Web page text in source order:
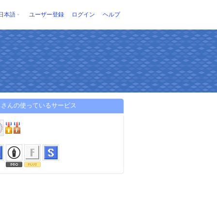
本語 ユーザー登録 ログイン ヘルプ
さんの使っているサービス